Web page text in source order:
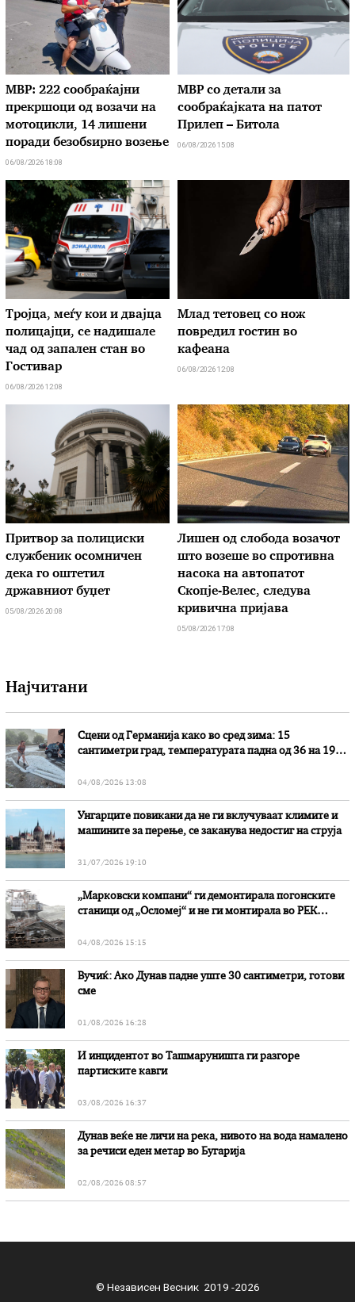
МВР: 222 сообраќајни
прекршоци од возачи на
мотоцикли, 14 лишени
поради безобѕирно возење
06/08/2026 18:08
МВР со детали за
сообраќајката на патот
Прилеп – Битола
06/08/2026 15:08
Тројца, меѓу кои и двајца
полицајци, се надишале
чад од запален стан во
Гостивар
06/08/2026 12:08
Млад тетовец со нож
повредил гостин во
кафеана
06/08/2026 12:08
Притвор за полициски
службеник осомничен
дека го оштетил
државниот буџет
05/08/2026 20:08
Лишен од слобода возачот
што возеше во спротивна
насока на автопатот
Скопје-Велес, следува
кривична пријава
05/08/2026 17:08
Најчитани
Сцени од Германија како во сред зима: 15
сантиметри град, температурата падна од 36 на 19
04/08/2026 13:08
Унгарците повикани да не ги вклучуваат климите и
машините за перење, се заканува недостиг на струја
31/07/2026 19:10
„Марковски компани“ ги демонтирала погонските
станици од „Осломеј“ и не ги монтирала во РЕК
04/08/2026 15:15
Вучиќ: Ако Дунав падне уште 30 сантиметри, готови
сме
01/08/2026 16:28
И инцидентот во Ташмаруништa ги разгоре
партиските кавги
03/08/2026 16:37
Дунав веќе не личи на река, нивото на вода намалено
за речиси еден метар во Бугарија
02/08/2026 08:57
© Независен Весник 2019 -2026